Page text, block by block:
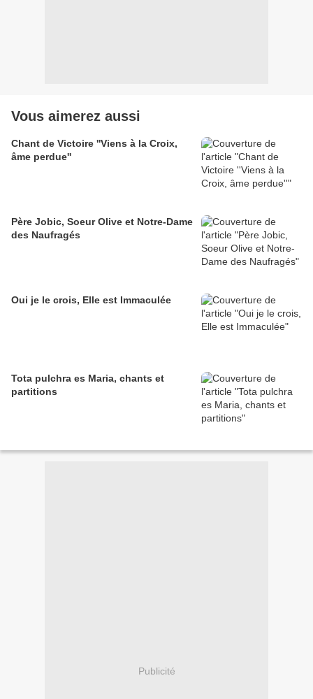
Vous aimerez aussi
Chant de Victoire ''Viens à la Croix,
âme perdue''
Père Jobic, Soeur Olive et Notre-Dame
des Naufragés
Oui je le crois, Elle est Immaculée
Tota pulchra es Maria, chants et
partitions
Publicité